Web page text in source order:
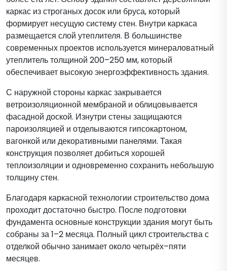
каркас из строганых досок или бруса, который
формирует несущую систему стен. Внутри каркаса
размещается слой утеплителя. В большинстве
современных проектов используется минераловатный
утеплитель толщиной 200–250 мм, который
обеспечивает высокую энергоэффективность здания.
С наружной стороны каркас закрывается
ветроизоляционной мембраной и облицовывается
фасадной доской. Изнутри стены защищаются
пароизоляцией и отделываются гипсокартоном,
вагонкой или декоративными панелями. Такая
конструкция позволяет добиться хорошей
теплоизоляции и одновременно сохранить небольшую
толщину стен.
Благодаря каркасной технологии строительство дома
проходит достаточно быстро. После подготовки
фундамента основные конструкции здания могут быть
собраны за 1–2 месяца. Полный цикл строительства с
отделкой обычно занимает около четырёх–пяти
месяцев.